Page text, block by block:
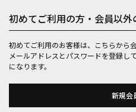
初めてご利用の方・会員以外
初めてご利用のお客様は、こちらから
メールアドレスとパスワードを登録し
になります。